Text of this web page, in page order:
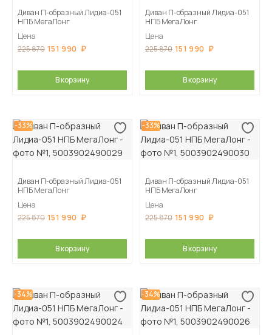
Диван П-образный Лидиа-051
НПБ МегаЛонг
Цена
225 870 151 990
В корзину
Диван П-образный Лидиа-051
НПБ МегаЛонг
Цена
225 870 151 990
В корзину
-33%
Диван П-образный Лидиа-051
НПБ МегаЛонг
Цена
225 870 151 990
В корзину
-33%
Диван П-образный Лидиа-051
НПБ МегаЛонг
Цена
225 870 151 990
В корзину
-34% -34%